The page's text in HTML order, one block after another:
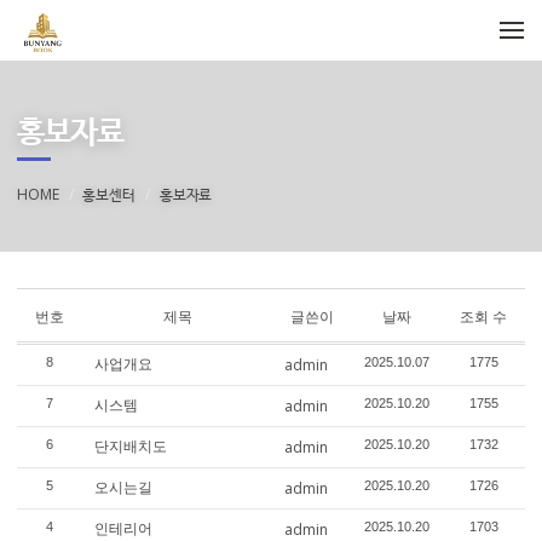
홍보자료
HOME 홍보센터 홍보자료
번호 제목 글쓴이 날짜 조회 수
8 사업개요 admin 2025.10.07 1775
7 시스템 admin 2025.10.20 1755
6 단지배치도 admin 2025.10.20 1732
5 오시는길 admin 2025.10.20 1726
4 인테리어 admin 2025.10.20 1703